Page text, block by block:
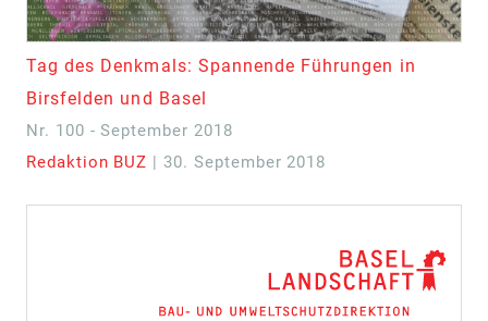
Tag des Denkmals: Spannende Führungen in
Birsfelden und Basel
Nr. 100 - September 2018
Redaktion BUZ | 30. September 2018